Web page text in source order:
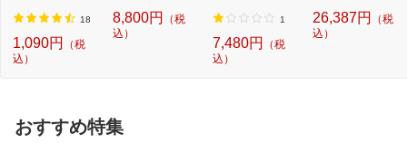
ト[K...
18
1,090円
（税
込）
T...
8,800円
（税
込）
1
7,480円
（税
込）
26,387円
（税
込）
おすすめ特集